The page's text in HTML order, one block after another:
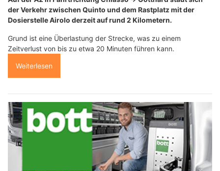
der Verkehr zwischen Quinto und dem Rastplatz mit der
Dosierstelle Airolo derzeit auf rund 2 Kilometern.
Grund ist eine Überlastung der Strecke, was zu einem
Zeitverlust von bis zu etwa 20 Minuten führen kann.
Weiterlesen